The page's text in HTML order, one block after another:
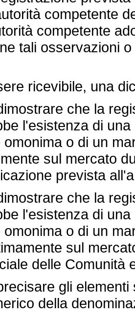
competente
competente
tali osservazioni
ricevibile, una
che la
l'esistenza di
omonima o di un
sul mercato
prevista
che la
l'esistenza di
omonima o di un
sul
delle Comunità
gli elementi
della